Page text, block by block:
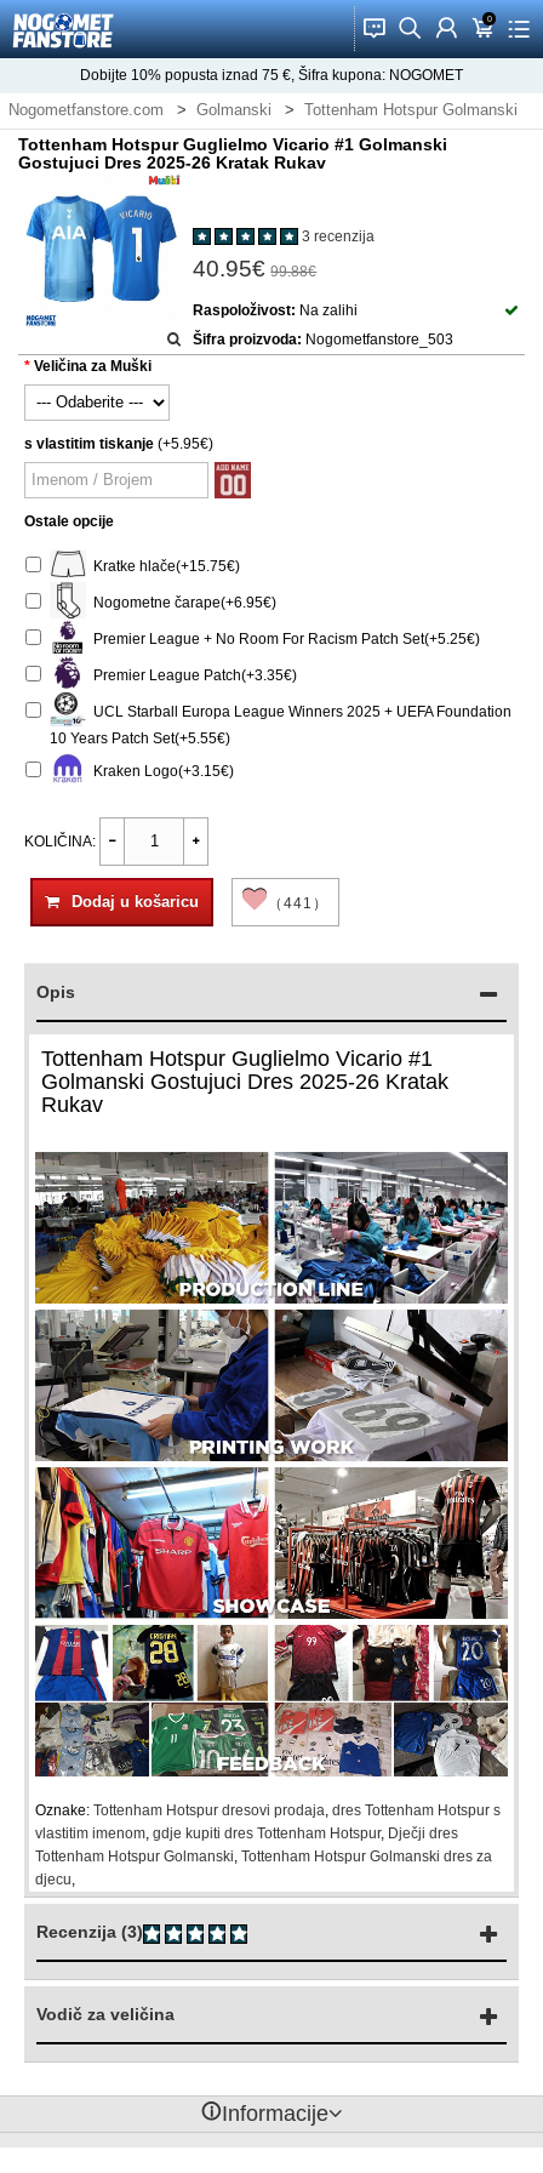
󰂱 󰂨 󰃳 0
󰃦 󰃖
Dobijte 10% popusta iznad 75 €, Šifra kupona: NOGOMET
Nogometfanstore.com Golmanski Tottenham Hotspur Golmanski
Tottenham Hotspur Guglielmo Vicario #1 Golmanski
Gostujuci Dres 2025-26 Kratak Rukav
3 recenzija
40.95€ 99.88€
Raspoloživost: Na zalihi
Šifra proizvoda: Nogometfanstore_503
Veličina za Muški
s vlastitim tiskanje (+5.95€)
Ostale opcije
Kratke hlače(+15.75€)
Nogometne čarape(+6.95€)
Premier League + No Room For Racism Patch Set(+5.25€)
Premier League Patch(+3.35€)
UCL Starball Europa League Winners 2025 + UEFA Foundation
10 Years Patch Set(+5.55€)
Kraken Logo(+3.15€)
KOLIČINA:
Dodaj u košaricu （441）
Opis
Tottenham Hotspur Guglielmo Vicario #1
Golmanski Gostujuci Dres 2025-26 Kratak
Rukav
Oznake: Tottenham Hotspur dresovi prodaja dres Tottenham Hotspur s
vlastitim imenom gdje kupiti dres Tottenham Hotspur, Dječji dres
Tottenham Hotspur Golmanski Tottenham Hotspur Golmanski dres za
djecu
Recenzija (3)
Vodič za veličina
󰈢Informacije